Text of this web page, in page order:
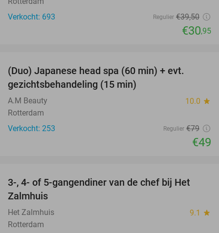
Verkocht: 693
Regulier €39,50
€30,95
(Duo) Japanese head spa (60 min) + evt.
gezichtsbehandeling (15 min)
A.M Beauty 10.0 star
Rotterdam
Verkocht: 253
Regulier €79
€49
34%
3-, 4- of 5-gangendiner van de chef bij Het
Zalmhuis
Het Zalmhuis 9.1 star
Rotterdam